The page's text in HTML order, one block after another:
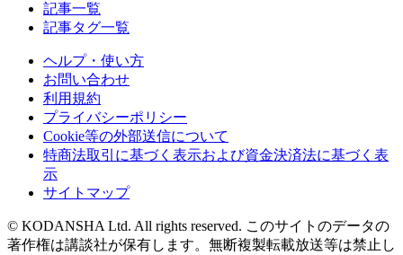
記事一覧
記事タグ一覧
ヘルプ・使い方
お問い合わせ
利用規約
プライバシーポリシー
Cookie等の外部送信について
特商法取引に基づく表示および資金決済法に基づく表
示
サイトマップ
© KODANSHA Ltd. All rights reserved. このサイトのデータの
著作権は講談社が保有します。無断複製転載放送等は禁止し